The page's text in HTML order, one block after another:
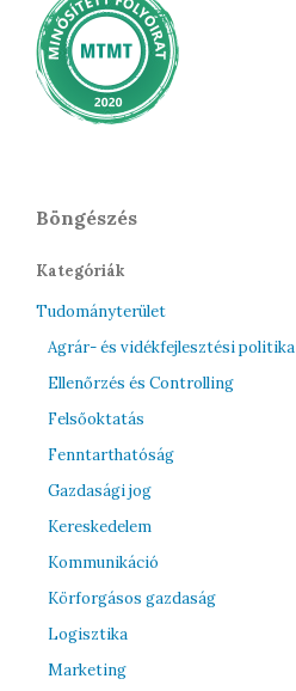
Böngészés
Kategóriák
Tudományterület
Agrár- és vidékfejlesztési politika
Ellenőrzés és Controlling
Felsőoktatás
Fenntarthatóság
Gazdasági jog
Kereskedelem
Kommunikáció
Körforgásos gazdaság
Logisztika
Marketing